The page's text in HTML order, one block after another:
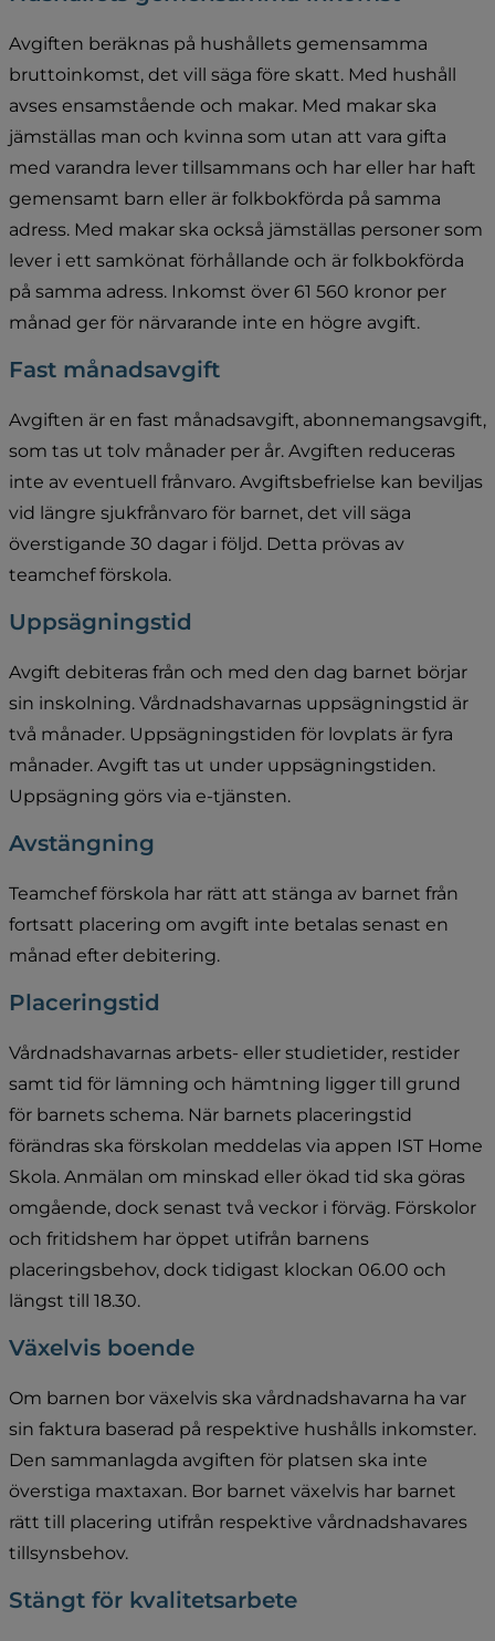
Avgiften beräknas på hushållets gemensamma
bruttoinkomst, det vill säga före skatt. Med hushåll
avses ensamstående och makar. Med makar ska
jämställas man och kvinna som utan att vara gifta
med varandra lever tillsammans och har eller har haft
gemensamt barn eller är folkbokförda på samma
adress. Med makar ska också jämställas personer som
lever i ett samkönat förhållande och är folkbokförda
på samma adress. Inkomst över 61 560 kronor per
månad ger för närvarande inte en högre avgift.
Fast månadsavgift
Avgiften är en fast månadsavgift, abonnemangsavgift,
som tas ut tolv månader per år. Avgiften reduceras
inte av eventuell frånvaro. Avgiftsbefrielse kan beviljas
vid längre sjukfrånvaro för barnet, det vill säga
överstigande 30 dagar i följd. Detta prövas av
teamchef förskola.
Uppsägningstid
Avgift debiteras från och med den dag barnet börjar
sin inskolning. Vårdnadshavarnas uppsägningstid är
två månader. Uppsägningstiden för lovplats är fyra
månader. Avgift tas ut under uppsägningstiden.
Uppsägning görs via e-tjänsten.
Avstängning
Teamchef förskola har rätt att stänga av barnet från
fortsatt placering om avgift inte betalas senast en
månad efter debitering.
Placeringstid
Vårdnadshavarnas arbets- eller studietider, restider
samt tid för lämning och hämtning ligger till grund
för barnets schema. När barnets placeringstid
förändras ska förskolan meddelas via appen IST Home
Skola. Anmälan om minskad eller ökad tid ska göras
omgående, dock senast två veckor i förväg. Förskolor
och fritidshem har öppet utifrån barnens
placeringsbehov, dock tidigast klockan 06.00 och
längst till 18.30.
Växelvis boende
Om barnen bor växelvis ska vårdnadshavarna ha var
sin faktura baserad på respektive hushålls inkomster.
Den sammanlagda avgiften för platsen ska inte
överstiga maxtaxan. Bor barnet växelvis har barnet
rätt till placering utifrån respektive vårdnadshavares
tillsynsbehov.
Stängt för kvalitetsarbete